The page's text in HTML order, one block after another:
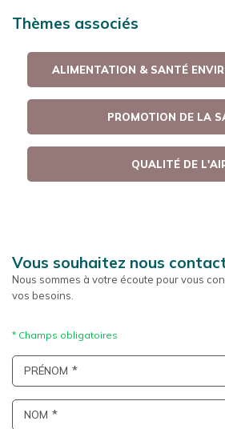
Thèmes associés
ALIMENTATION & SANTÉ
PROMOTION DE LA
QUALITÉ DE
Vous souhaitez nous
Nous sommes à votre écoute pour vous
vos besoins.
PRÉNOM
NOM